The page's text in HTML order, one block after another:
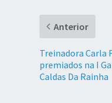
Anterior
Treinadora Carla
premiados na I
Caldas Da Rainha